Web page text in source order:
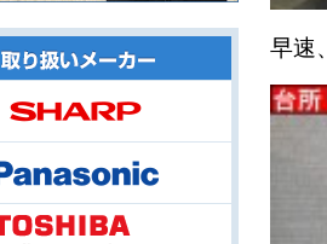
早速